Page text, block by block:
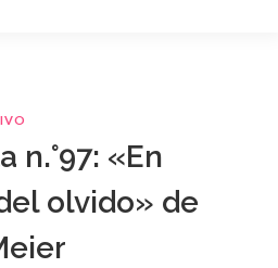
n.°97: «En
olvido» de